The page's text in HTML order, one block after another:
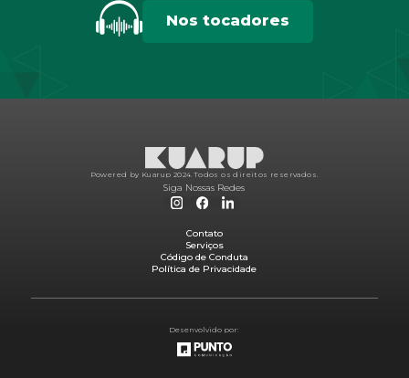
Nos tocadores
Powered by Kuarup 2024. Todos os direitos reservados.
Siga Nossas Redes
Contato
Serviços
Código de Conduta
Política de Privacidade
Desenvolvido por: